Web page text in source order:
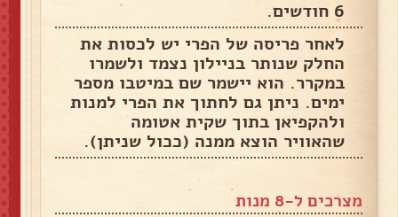
6 חודשים.
לאחר פריסה של הפרי יש לכסות את
החלק שנותר בניילון נצמד ולשמרו
במקרר. הוא יישמר שם במיטבו מספר
ימים. ניתן גם לחתוך את הפרי למנות
ולהקפיאן בתוך שקית אטומה
שהאוויר הוצא ממנה (ככול שניתן).
מצרכים ל-8 מנות